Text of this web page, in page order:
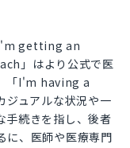
I'm getting an
」はより公式で医
「I'm having a
ュアルな状況や一
手続きを指し、後者
に、医師や医療専門